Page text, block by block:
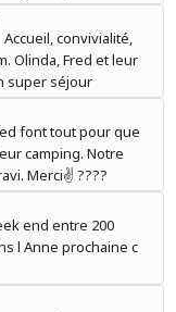
Accueil, convivialité,
Olinda, Fred et leur
super séjour
font tout pour que
camping. Notre
Merci✌️ ????️
end entre 200
l Anne prochaine c